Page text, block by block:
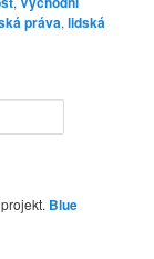
práva,lidská
Blue